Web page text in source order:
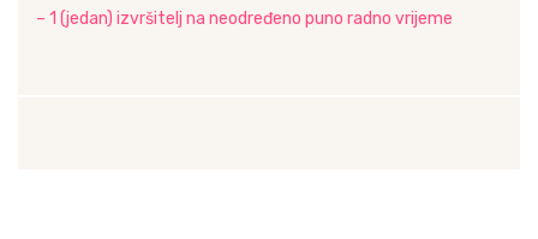
– 1 (jedan) izvršitelj na neodređeno puno radno vrijeme